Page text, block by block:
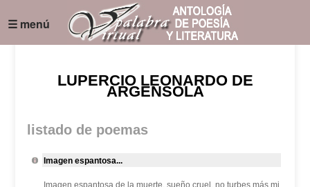
☰ menú
LUPERCIO LEONARDO DE
ARGENSOLA
listado de poemas
Imagen espantosa...
Imagen espantosa de la muerte, sueño cruel, no turbes más mi